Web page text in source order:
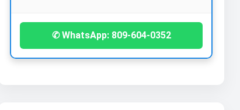
✆ WhatsApp: 809-604-0352